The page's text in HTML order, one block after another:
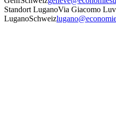
Standort LuganoVia Giacomo
LuganoSchweiz